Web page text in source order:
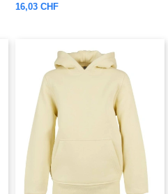
16,03 CHF